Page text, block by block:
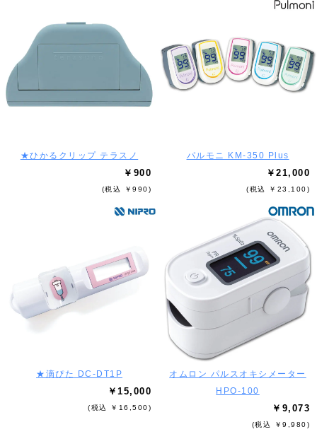
★ひかるクリップ テラスノ
￥900
(税込 ￥990)
パルモニ KM-350 Plus
￥21,000
(税込 ￥23,100)
★滴ぴた DC-DT1P
￥15,000
(税込 ￥16,500)
オムロン パルスオキシメーター
HPO-100
￥9,073
(税込 ￥9,980)